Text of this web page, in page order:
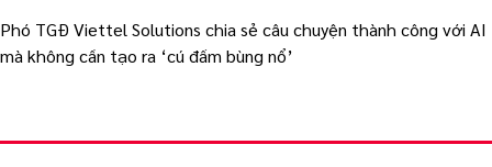
Phó TGĐ Viettel Solutions chia sẻ câu chuyện thành công với AI
mà không cần tạo ra ‘cú đấm bùng nổ’